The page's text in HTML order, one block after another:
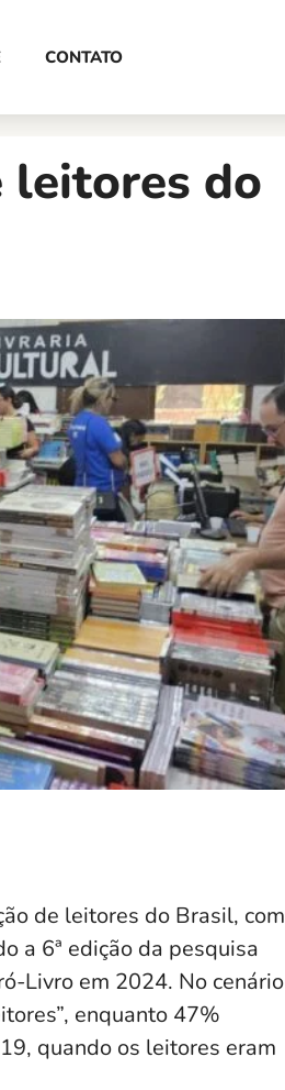
CONTATO
leitores do
de leitores do Brasil, com
a 6ª edição da pesquisa
Livro em 2024. No cenário
enquanto 47%
quando os leitores eram